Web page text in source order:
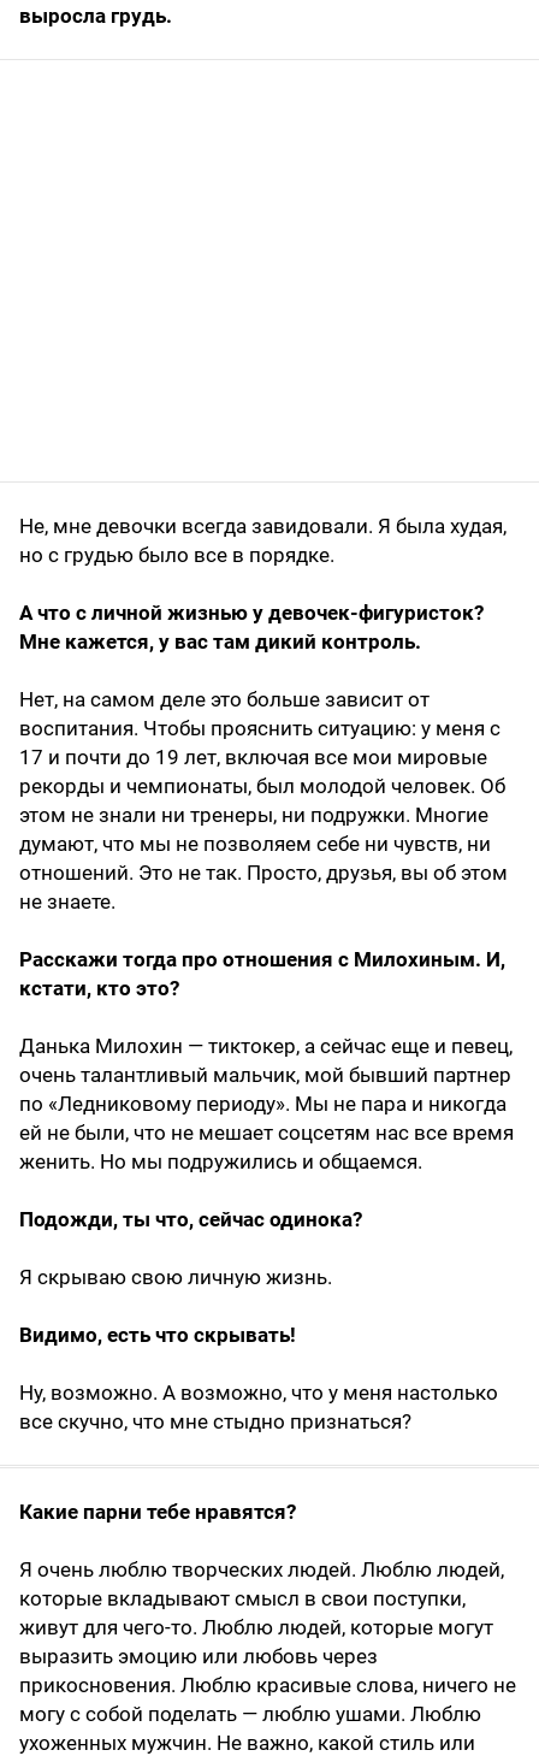
выросла грудь.
Не, мне девочки всегда завидовали. Я была худая,
но с грудью было все в порядке.
А что с личной жизнью у девочек-фигуристок?
Мне кажется, у вас там дикий контроль.
Нет, на самом деле это больше зависит от
воспитания. Чтобы прояснить ситуацию: у меня с
17 и почти до 19 лет, включая все мои мировые
рекорды и чемпионаты, был молодой человек. Об
этом не знали ни тренеры, ни подружки. Многие
думают, что мы не позволяем себе ни чувств, ни
отношений. Это не так. Просто, друзья, вы об этом
не знаете.
Расскажи тогда про отношения с Милохиным. И,
кстати, кто это?
Данька Милохин — тиктокер, а сейчас еще и певец,
очень талантливый мальчик, мой бывший партнер
по «Ледниковому периоду». Мы не пара и никогда
ей не были, что не мешает соцсетям нас все время
женить. Но мы подружились и общаемся.
Подожди, ты что, сейчас одинока?
Я скрываю свою личную жизнь.
Видимо, есть что скрывать!
Ну, возможно. А возможно, что у меня настолько
все скучно, что мне стыдно признаться?
Какие парни тебе нравятся?
Я очень люблю творческих людей. Люблю людей,
которые вкладывают смысл в свои поступки,
живут для чего-то. Люблю людей, которые могут
выразить эмоцию или любовь через
прикосновения. Люблю красивые слова, ничего не
могу с собой поделать — люблю ушами. Люблю
ухоженных мужчин. Не важно, какой стиль или